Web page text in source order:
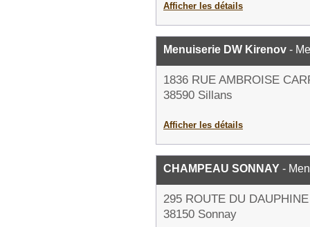
Afficher les détails
Menuiserie DW Kirenov -
1836 RUE AMBROISE
38590 Sillans
Afficher les détails
CHAMPEAU SONNAY -
295 ROUTE DU DAUPHINE
38150 Sonnay